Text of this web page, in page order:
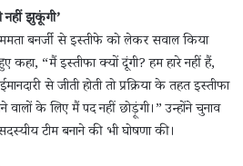
झुकूंगी’
बनर्जी से इस्तीफे को लेकर सवाल किया
कहा, “मैं इस्तीफा क्यों दूंगी? हम हारे नहीं हैं,
से जीती होती तो प्रक्रिया के तहत इस्तीफा
के लिए मैं पद नहीं छोड़ूंगी।” उन्होंने चुनाव
टीम बनाने की भी घोषणा की।